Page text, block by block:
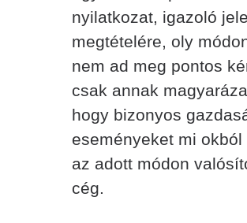
nyilatkozat, igazoló
megtételére, oly
nem ad meg pontos
csak annak
hogy bizonyos
eseményeket mi
az adott módon
cég.